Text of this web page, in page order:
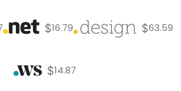
$16.79 $63.59
$14.87